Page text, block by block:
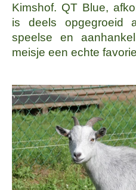
Kimshof. QT Blue,
is deels opgegroeid
speelse en
meisje een echte